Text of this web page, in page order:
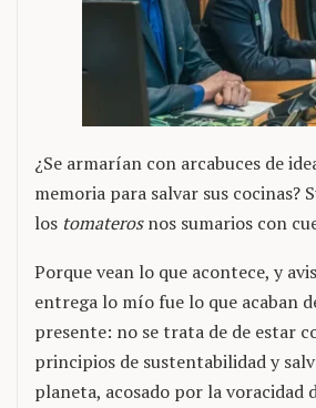
¿Se armarían con arcabuces de
memoria para salvar sus cocinas?
los tomaterosnos sumarios con
Porque vean lo que acontece, y
entrega lo mío fue lo que acaban
presente: no se trata de de estar
principios de sustentabilidad y
planeta, acosado por la voracidad